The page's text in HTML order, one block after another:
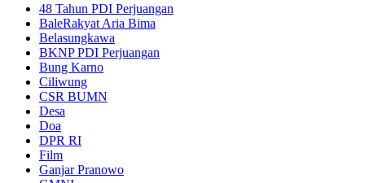
48 Tahun PDI Perjuangan
BaleRakyat Aria Bima
Belasungkawa
BKNP PDI Perjuangan
Bung Karno
Ciliwung
CSR BUMN
Desa
Doa
DPR RI
Film
Ganjar Pranowo